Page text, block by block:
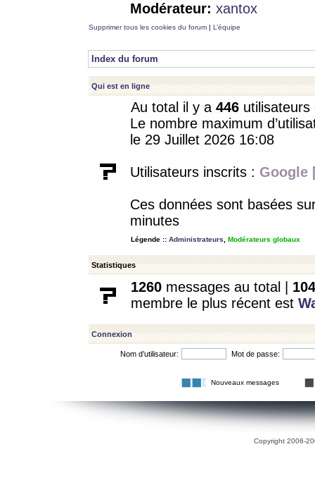
Modérateur: xantox
Supprimer tous les cookies du forum | L’équipe
Index du forum
Qui est en ligne
Au total il y a 446
Le nombre maximum
le 29 Juillet 2026 16:08
Utilisateurs inscrits : Google
Ces données sont basées
minutes
Légende :: Administrateurs Modérateurs globaux
Statistiques
1260 messages au total | 104
membre le plus récent est
Connexion
Nom d’utilisateur: Mot de passe:
Nouveaux messages
Copyright 2006-